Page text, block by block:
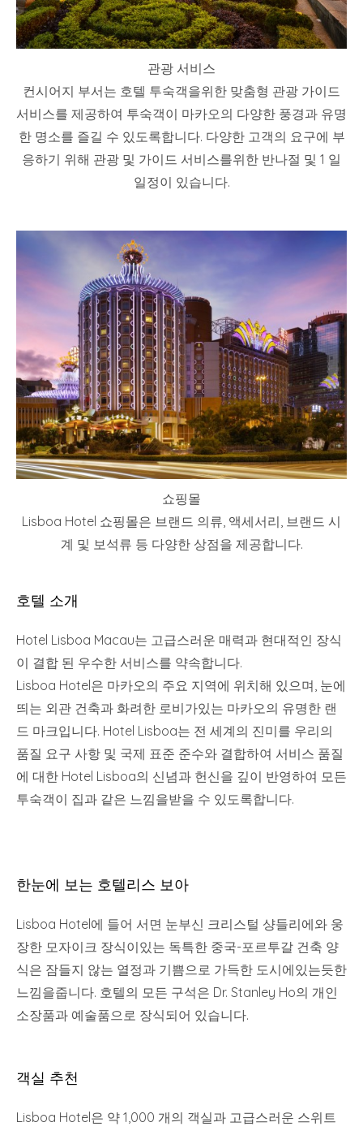
관광 서비스
컨시어지 부서는 호텔 투숙객을위한 맞춤형 관광 가이드
서비스를 제공하여 투숙객이 마카오의 다양한 풍경과 유명
한 명소를 즐길 수 있도록합니다. 다양한 고객의 요구에 부
응하기 위해 관광 및 가이드 서비스를위한 반나절 및 1 일
일정이 있습니다.
쇼핑몰
Lisboa Hotel 쇼핑몰은 브랜드 의류, 액세서리, 브랜드 시
계 및 보석류 등 다양한 상점을 제공합니다.
호텔 소개
Hotel Lisboa Macau는 고급스러운 매력과 현대적인 장식
이 결합 된 우수한 서비스를 약속합니다.
Lisboa Hotel은 마카오의 주요 지역에 위치해 있으며, 눈에
띄는 외관 건축과 화려한 로비가있는 마카오의 유명한 랜
드 마크입니다. Hotel Lisboa는 전 세계의 진미를 우리의
품질 요구 사항 및 국제 표준 준수와 결합하여 서비스 품질
에 대한 Hotel Lisboa의 신념과 헌신을 깊이 반영하여 모든
투숙객이 집과 같은 느낌을받을 수 있도록합니다.
한눈에 보는 호텔리스 보아
Lisboa Hotel에 들어 서면 눈부신 크리스털 샹들리에와 웅
장한 모자이크 장식이있는 독특한 중국-포르투갈 건축 양
식은 잠들지 않는 열정과 기쁨으로 가득한 도시에있는듯한
느낌을줍니다. 호텔의 모든 구석은 Dr. Stanley Ho의 개인
소장품과 예술품으로 장식되어 있습니다.
객실 추천
Lisboa Hotel은 약 1,000 개의 객실과 고급스러운 스위트